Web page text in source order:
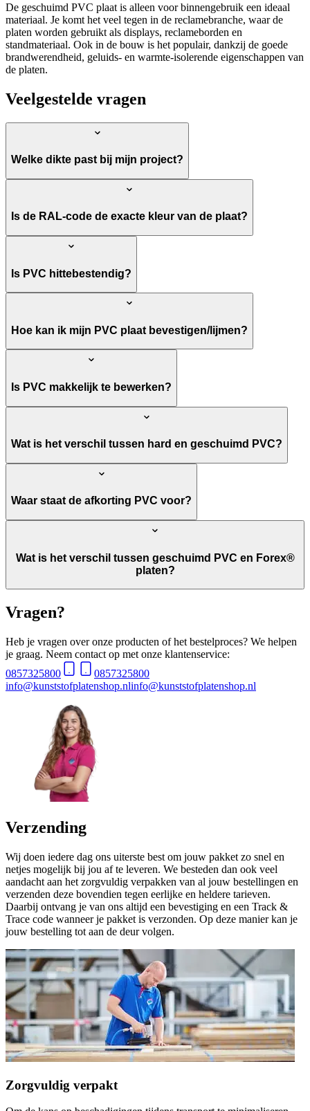
De geschuimd PVC plaat is alleen voor binnengebruik een ideaal
materiaal. Je komt het veel tegen in de reclamebranche, waar de
platen worden gebruikt als displays, reclameborden en
standmateriaal. Ook in de bouw is het populair, dankzij de goede
brandwerendheid, geluids- en warmte-isolerende eigenschappen van
de platen.
Veelgestelde vragen
Welke dikte past bij mijn project?
Is de RAL-code de exacte kleur van de plaat?
Is PVC hittebestendig?
Hoe kan ik mijn PVC plaat bevestigen/lijmen?
Is PVC makkelijk te bewerken?
Wat is het verschil tussen hard en geschuimd PVC?
Waar staat de afkorting PVC voor?
Wat is het verschil tussen geschuimd PVC en Forex®
platen?
Vragen?
Heb je vragen over onze producten of het bestelproces? We helpen
je graag. Neem contact op met onze klantenservice:
0857325800
0857325800
info@kunststofplatenshop.nlinfo@kunststofplatenshop.nl
Verzending
Wij doen iedere dag ons uiterste best om jouw pakket zo snel en
netjes mogelijk bij jou af te leveren. We besteden dan ook veel
aandacht aan het zorgvuldig verpakken van al jouw bestellingen en
verzenden deze bovendien tegen eerlijke en heldere tarieven.
Daarbij ontvang je van ons altijd een bevestiging en een Track &
Trace code wanneer je pakket is verzonden. Op deze manier kan je
jouw bestelling tot aan de deur volgen.
Zorgvuldig verpakt